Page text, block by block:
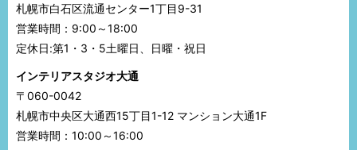
札幌市白石区流通センター1丁目9-31
営業時間：9:00～18:00
定休日:第1・3・5土曜日、日曜・祝日
インテリアスタジオ大通
〒060-0042
札幌市中央区大通西15丁目1-12 マンション大通1F
営業時間：10:00～16:00